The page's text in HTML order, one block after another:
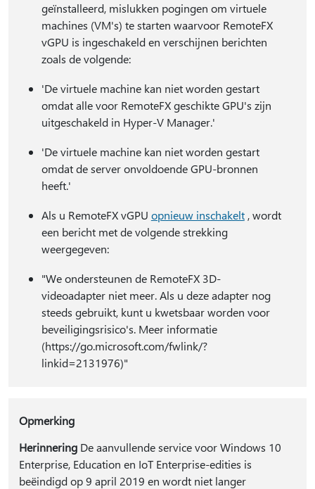
geïnstalleerd, mislukken pogingen om virtuele
machines (VM's) te starten waarvoor RemoteFX
vGPU is ingeschakeld en verschijnen berichten
zoals de volgende:
'De virtuele machine kan niet worden gestart
omdat alle voor RemoteFX geschikte GPU's zijn
uitgeschakeld in Hyper-V Manager.'
'De virtuele machine kan niet worden gestart
omdat de server onvoldoende GPU-bronnen
heeft.'
Als u RemoteFX vGPU opnieuw inschakelt, wordt
een bericht met de volgende strekking
weergegeven:
"We ondersteunen de RemoteFX 3D-
videoadapter niet meer. Als u deze adapter nog
steeds gebruikt, kunt u kwetsbaar worden voor
beveiligingsrisico's. Meer informatie
(https://go.microsoft.com/fwlink/?
linkid=2131976)"
Opmerking
HerinneringDe aanvullende service voor Windows 10
Enterprise, Education en IoT Enterprise-edities is
beëindigd op 9 april 2019 en wordt niet langer